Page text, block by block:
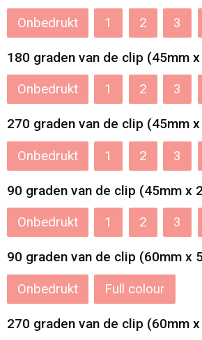
Onbedrukt 1 2 3
180 graden van de clip (45mm
Onbedrukt 1 2 3
270 graden van de clip (45mm
Onbedrukt 1 2 3
90 graden van de clip (45mm x
Onbedrukt 1 2 3
90 graden van de clip (60mm x
Onbedrukt Full colour
270 graden van de clip (60mm